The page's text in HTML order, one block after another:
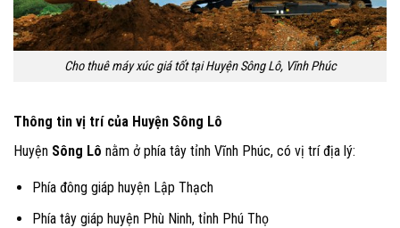
Cho thuê máy xúc giá tốt tại Huyện Sông Lô, Vĩnh Phúc
Thông tin vị trí của Huyện Sông Lô
Huyện Sông Lô nằm ở phía tây tỉnh Vĩnh Phúc, có vị trí địa lý:
Phía đông giáp huyện Lập Thạch
Phía tây giáp huyện Phù Ninh, tỉnh Phú Thọ